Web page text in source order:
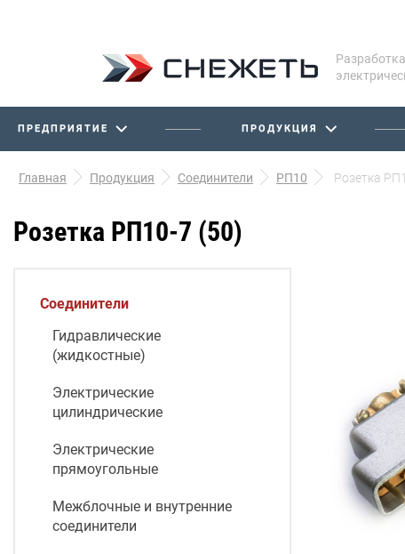
ПРЕДПРИЯТИЕ ПРОДУКЦИЯ
Главная Продукция Соединители РП10 Розетка
Розетка РП10-7 (50)
Соединители
Гидравлические
(жидкостные)
Электрические
цилиндрические
Электрические
прямоугольные
Межблочные и внутренние
соединители